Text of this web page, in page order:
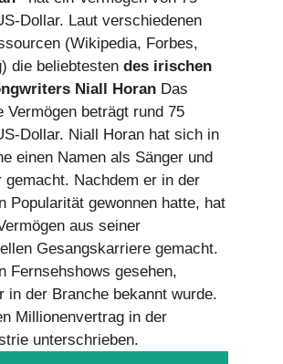
Dollar. Laut verschiedenen
(Wikipedia, Forbes,
die beliebtesten des irischen
Niall Horan Das
Vermögen beträgt rund 75
Dollar. Niall Horan hat sich in
einen Namen als Sänger und
gemacht. Nachdem er in der
Popularität gewonnen hatte, hat
aus seiner
Gesangskarriere gemacht.
Fernsehshows gesehen,
in der Branche bekannt wurde.
Millionenvertrag in der
unterschrieben.